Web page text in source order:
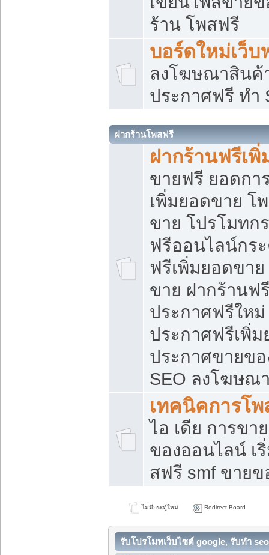
ร้าน โพสฟรี
บอร์ดใหม่เว็บ
ลงโฆษณาสิน
ประกาศฟรี ทำ
ฝากร้านโพสฟรี
ฝากร้านฟรีเ
ขายฟรี ยอดกา
เพิ่มยอดขาย โ
ขาย โปรโมทก
ฟรีออนไลน์กร
ฟรีเพิ่มยอดขา
ขาย ฝากร้านฟ
ประกาศฟรีใหม่
ประกาศฟรีเพิ่
ประกาศขายข
SEO ลงโฆษณ
เทคนิคการโ
ไอ เดีย การขา
ของออนไลน์ เ
สฟรี smf ขาย
ไม่มีกระทู้ใหม่ Redirect Board
รับโปรโมทเว็บไซต์ google, รับทำ